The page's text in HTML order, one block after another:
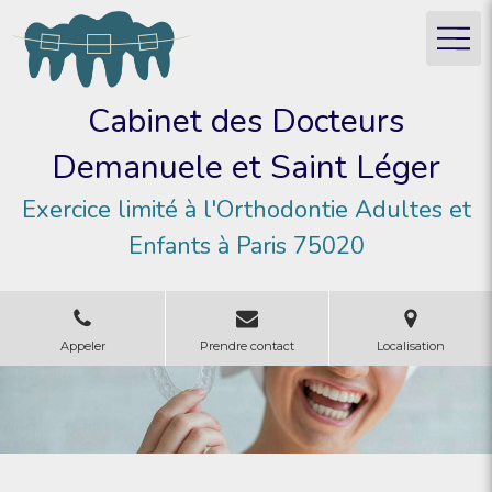
Cabinet des Docteurs
Demanuele et Saint Léger
Exercice limité à l'Orthodontie Adultes et
Enfants à Paris 75020
Appeler Prendre contact Localisation